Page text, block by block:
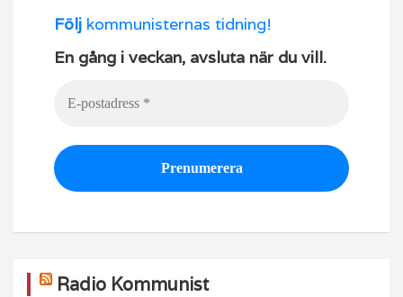
Följ kommunisternas tidning!
En gång i veckan, avsluta när du vill.
Radio Kommunist